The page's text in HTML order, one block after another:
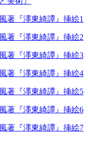
著『濹東綺譚』挿絵1
著『濹東綺譚』挿絵2
著『濹東綺譚』挿絵3
著『濹東綺譚』挿絵4
著『濹東綺譚』挿絵5
著『濹東綺譚』挿絵6
著『濹東綺譚』挿絵7